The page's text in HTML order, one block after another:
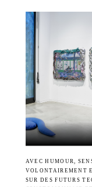
AVEC HUMOUR,
VOLONTAIREMENT
SUR DES FUTURS